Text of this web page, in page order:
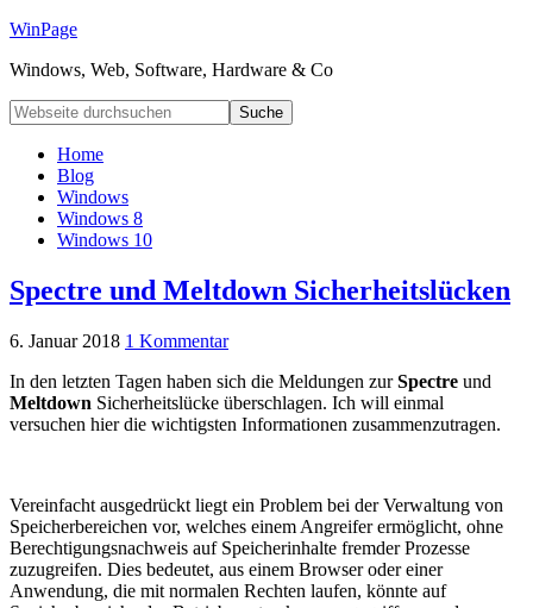
WinPage
Windows, Web, Software, Hardware & Co
Home
Blog
Windows
Windows 8
Windows 10
Spectre und Meltdown Sicherheitslücken
6. Januar 2018 1 Kommentar
In den letzten Tagen haben sich die Meldungen zurSpectre und
Meltdown Sicherheitslücke überschlagen. Ich will einmal
versuchen hier die wichtigsten Informationen zusammenzutragen.
Vereinfacht ausgedrückt liegt ein Problem bei der Verwaltung von
Speicherbereichen vor, welches einem Angreifer ermöglicht, ohne
Berechtigungsnachweis auf Speicherinhalte fremder Prozesse
zuzugreifen. Dies bedeutet, aus einem Browser oder einer
Anwendung, die mit normalen Rechten laufen, könnte auf